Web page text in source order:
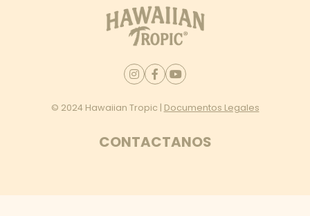
© 2024 Hawaiian Tropic | Documentos Legales
CONTACTANOS